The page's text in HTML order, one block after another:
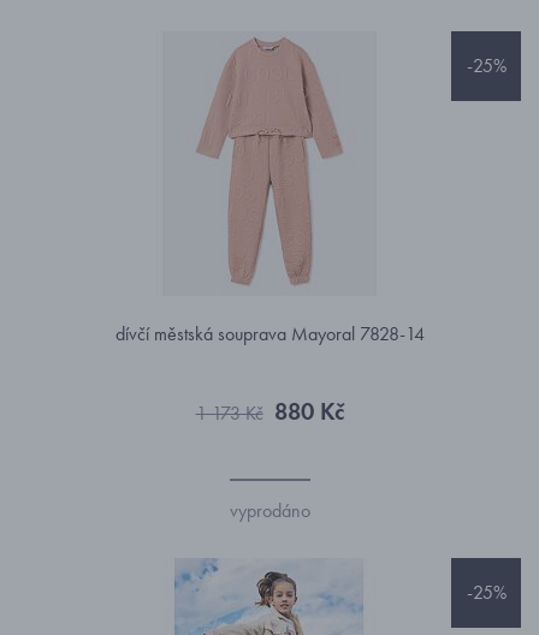
-25%
dívčí městská souprava Mayoral 7828-14
1 173 Kč 880 Kč
vyprodáno
-25%